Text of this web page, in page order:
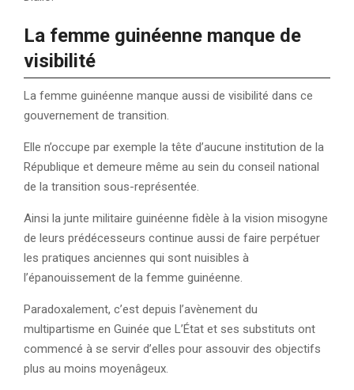
La femme guinéenne manque de
visibilité
La femme guinéenne manque aussi de visibilité dans ce
gouvernement de transition.
Elle n’occupe par exemple la tête d’aucune institution de la
République et demeure même au sein du conseil national
de la transition sous-représentée.
Ainsi la junte militaire guinéenne fidèle à la vision misogyne
de leurs prédécesseurs continue aussi de faire perpétuer
les pratiques anciennes qui sont nuisibles à
l’épanouissement de la femme guinéenne.
Paradoxalement, c’est depuis l’avènement du
multipartisme en Guinée que L’État et ses substituts ont
commencé à se servir d’elles pour assouvir des objectifs
plus au moins moyenâgeux.